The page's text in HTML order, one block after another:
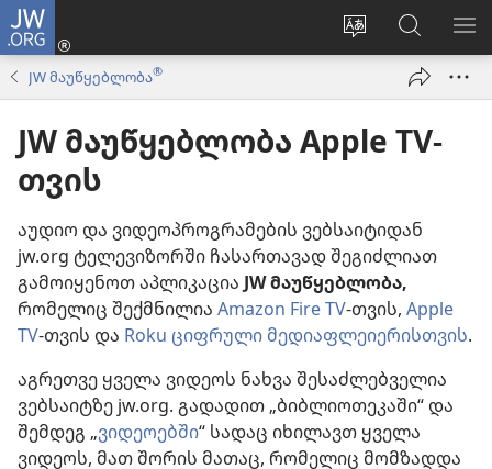
JW.ORG
ვებსაიტის
შეცვლა
შესვლა
(გაიხსნება
ფანჯარა)
ძებნა
JW.ORG
JW მაუწყებლობა®
JW მაუწყებლობა Apple TV-
თვის
აუდიო და ვიდეოპროგრამების ვებსაიტიდან
jw.org ტელევიზორში ჩასართავად შეგიძლიათ
გამოიყენოთ აპლიკაცია JW მაუწყებლობა,
რომელიც შექმნილია Amazon Fire TV-თვის, Apple
TV-თვის და Roku ციფრული მედიაფლეიერისთვის.
აგრეთვე ყველა ვიდეოს ნახვა შესაძლებველია
ვებსაიტზე jw.org. გადადით „ბიბლიოთეკაში“ და
შემდეგ „ვიდეოებში“ სადაც იხილავთ ყველა
ვიდეოს, მათ შორის მათაც, რომელიც მომზადდა